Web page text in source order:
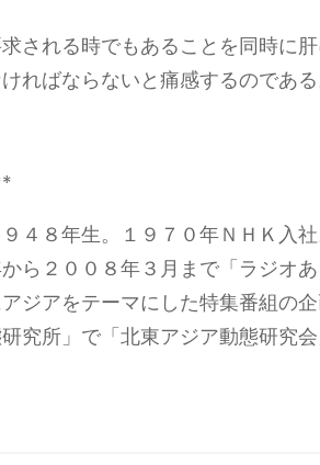
される時でもあることを同時に
ればならないと痛感するのである
４８年生。１９７０年ＮＨＫ入
ら２００８年３月まで「ラジオ
ジアをテーマにした特集番組の
究所」で「北東アジア動態研究会